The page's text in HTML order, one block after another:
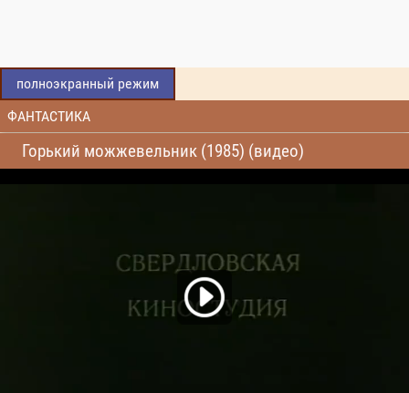
полноэкранный режим
ФАНТАСТИКА
Горький можжевельник (1985) (видео)